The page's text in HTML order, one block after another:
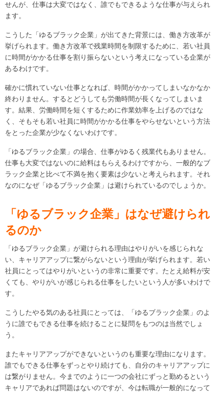
せんが、仕事は大変ではなく、誰でもできるような仕事が与えられ
ます。
こうした「ゆるブラック企業」が出てきた背景には、働き方改革が
挙げられます。働き方改革で残業時間を制限するために、若い社員
に時間がかかる仕事を割り振らないという考えになっている企業が
あるわけです。
確かに慣れていない仕事となれば、時間がかかってしまいなかなか
終わりません。するとどうしても労働時間が長くなってしまいま
す。結果、労働時間を短くするために作業効率を上げるのではな
く、そもそも若い社員に時間がかかる仕事をやらせないという方法
をとった企業が少なくないわけです。
「ゆるブラック企業」の場合、仕事がゆるく残業代もありません。
仕事も大変ではないのに給料はもらえるわけですから、一般的なブ
ラック企業と比べて不満を抱く要素は少ないと考えられます。それ
なのになぜ「ゆるブラック企業」は避けられているのでしょうか。
「ゆるブラック企業」はなぜ避けられ
るのか
「ゆるブラック企業」が避けられる理由はやりがいを感じられな
い、キャリアアップに繋がらないという理由が挙げられます。若い
社員にとってはやりがいというの非常に重要です。たとえ給料が安
くても、やりがいが感じられる仕事をしたいという人が多いわけで
す。
こうしたやる気のある社員にとっては、「ゆるブラック企業」のよ
うに誰でもできる仕事を続けることに疑問をもつのは当然でしょ
う。
またキャリアアップができないというのも重要な理由になります。
誰でもできる仕事をずっとやり続けても、自分のキャリアアップに
は繋がりません。今までのように一つの会社にずっと勤めるという
キャリアであれば問題はないのですが、今は転職が一般的になって